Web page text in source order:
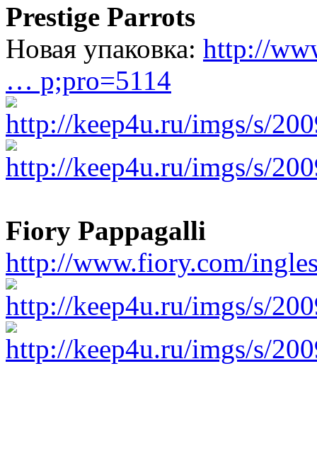
Prestige Parrots
Новая упаковка: http://
… p;pro=5114
Fiory Pappagalli
http://www.fiory.com/